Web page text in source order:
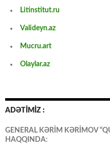
Litinstitut.ru
Valideyn.az
Mucru.art
Olaylar.az
ADƏTİMİZ :
GENERAL KƏRİM KƏRİMOV
HAQQINDA: